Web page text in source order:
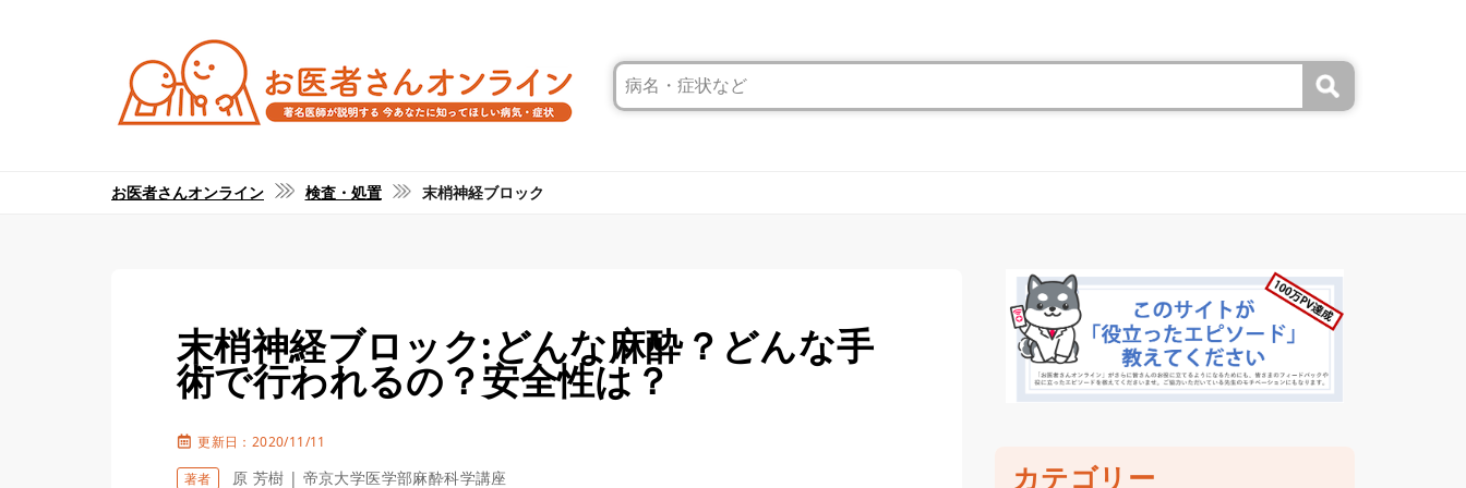
お医者さんオンライン 検査・処置 末梢神経ブロック
末梢神経ブロック:どんな麻酔？どんな手
術で行われるの？安全性は？
更新日：2020/11/11
著者
原 芳樹 | 帝京大学医学部麻酔科学講座 カテゴリー